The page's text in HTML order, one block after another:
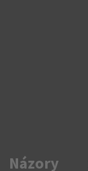
Názory